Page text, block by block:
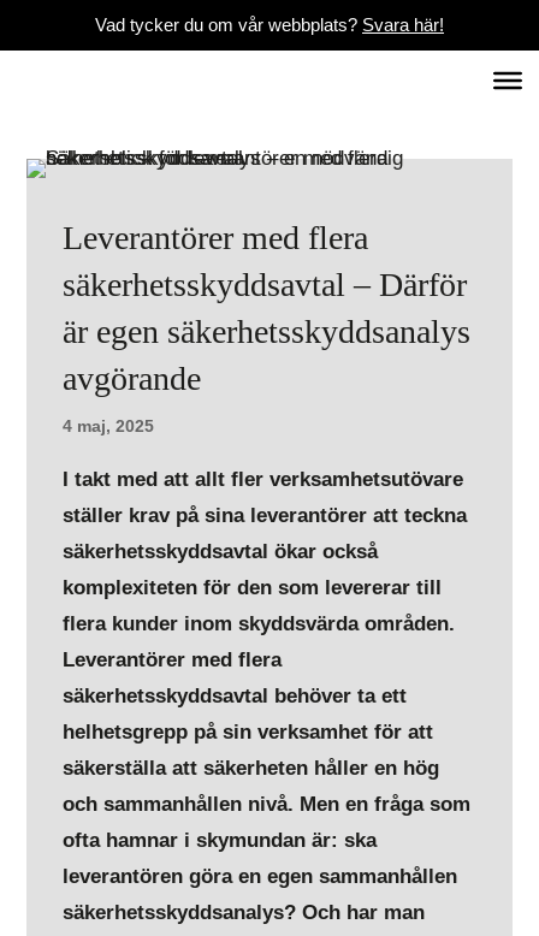
Vad tycker du om vår webbplats? Svara här!
Leverantörer med flera
säkerhetsskyddsavtal – Därför
är egen säkerhetsskyddsanalys
avgörande
4 maj, 2025
I takt med att allt fler verksamhetsutövare
ställer krav på sina leverantörer att teckna
säkerhetsskyddsavtal ökar också
komplexiteten för den som levererar till
flera kunder inom skyddsvärda områden.
Leverantörer med flera
säkerhetsskyddsavtal behöver ta ett
helhetsgrepp på sin verksamhet för att
säkerställa att säkerheten håller en hög
och sammanhållen nivå. Men en fråga som
ofta hamnar i skymundan är: ska
leverantören göra en egen sammanhållen
säkerhetsskyddsanalys? Och har man